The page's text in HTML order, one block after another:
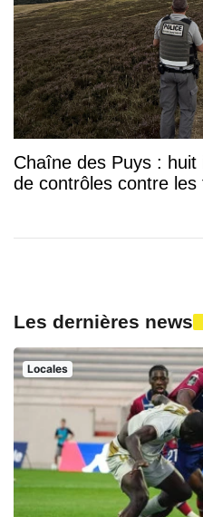
Chaîne des Puys :
de contrôles contre
Les dernières news
Locales